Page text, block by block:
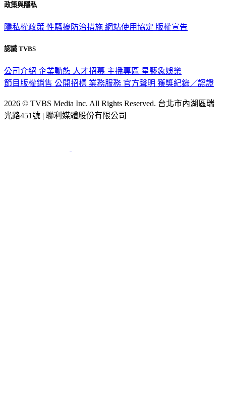
政策與隱私
隱私權政策 性騷擾防治措施 網站使用協定 版權宣告
認識 TVBS
公司介紹 企業動態 人才招募 主播專區 星藝象娛樂
節目版權銷售 公開招標 業務服務 官方聲明 獲獎紀錄／認證
2026 © TVBS Media Inc. All Rights Reserved. 台北市內湖區瑞
光路451號 | 聯利媒體股份有限公司